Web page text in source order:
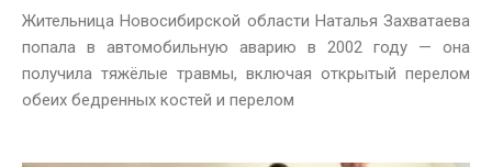
Жительница Новосибирской области Наталья Захватаева
попала в автомобильную аварию в 2002 году — она
получила тяжёлые травмы, включая открытый перелом
обеих бедренных костей и перелом